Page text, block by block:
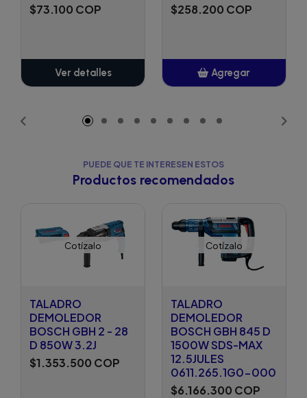
$73.100 COP
Ver detalles
$258.200 COP
Agregar
PUEDE QUE TE INTERESEN ESTOS
Productos recomendados
Cotízalo
TALADRO
DEMOLEDOR
BOSCH GBH 2 - 28
D 850W 3.2J
$1.353.500 COP
Cotízalo
TALADRO
DEMOLEDOR
BOSCH GBH 845 D
1500W SDS-MAX
12.5JULES
0611.265.1G0-000
$6.166.300 COP